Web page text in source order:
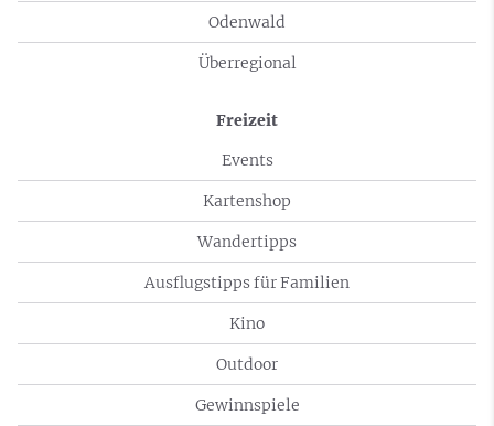
Odenwald
Überregional
Freizeit
Events
Kartenshop
Wandertipps
Ausflugstipps für Familien
Kino
Outdoor
Gewinnspiele